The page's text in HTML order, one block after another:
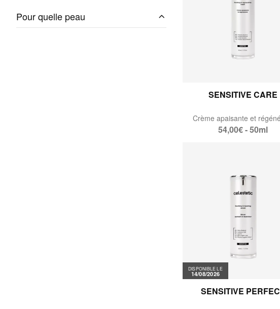
Pour quelle peau
SENSITIVE CARE
54,00€ - 50ml
DISPONIBLE LE
14/08/2026
SENSITIVE